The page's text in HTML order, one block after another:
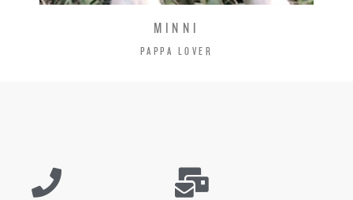
MINNI
PAPPA LOVER